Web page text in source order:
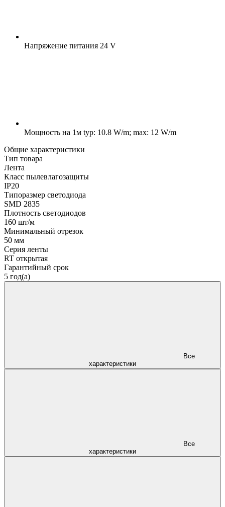
Напряжение питания 24 V
Мощность на 1м typ: 10.8 W/m; max: 12 W/m
Общие характеристики
Тип товара
Лента
Класс пылевлагозащиты
IP20
Типоразмер светодиода
SMD 2835
Плотность светодиодов
160 шт/м
Минимальный отрезок
50 мм
Серия ленты
RT открытая
Гарантийный срок
5 год(а)
характеристики
характеристики